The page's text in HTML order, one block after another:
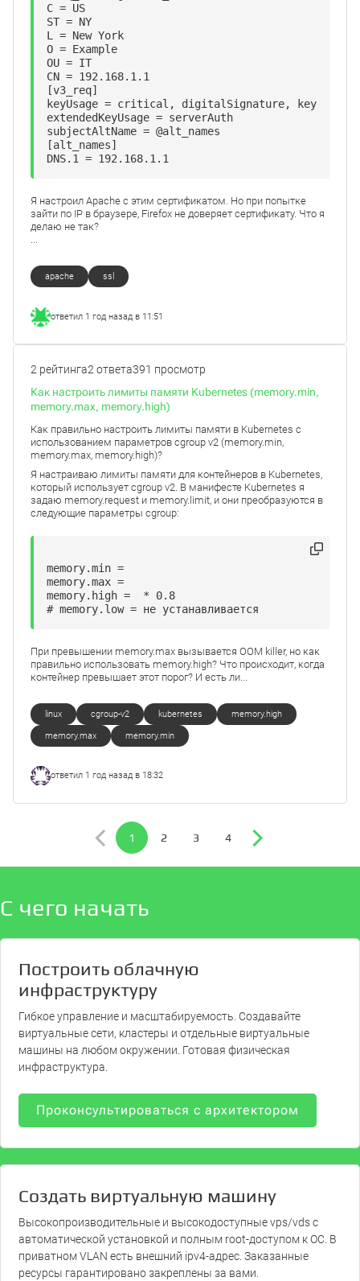
C = US
ST = NY
L = New York
O = Example
OU = IT
CN = 192.168.1.1
[v3_req]
keyUsage = critical, digitalSignature,
extendedKeyUsage = serverAuth
subjectAltName = @alt_names
[alt_names]
DNS.1 = 192.168.1.1
Я настроил Apache с этим сертификатом. Но при попытке
зайти по IP в браузере, Firefox не доверяет сертификату. Что я
делаю не так?
...
apache ssl
ответил 1 год назад в 11:51
Как настроить лимиты памяти Kubernetes (memory.min,
memory.max, memory.high)
Как правильно настроить лимиты памяти в Kubernetes с
использованием параметров cgroup v2 (memory.min,
memory.max, memory.high)?
Я настраиваю лимиты памяти для контейнеров в Kubernetes,
который использует cgroup v2. В манифесте Kubernetes я
задаю memory.request и memory.limit, и они преобразуются в
следующие параметры cgroup:
memory.min =
memory.max =
memory.high =  * 0.8
# memory.low = не устанавливается
При превышении memory.max вызывается OOM killer, но как
правильно использовать memory.high? Что происходит, когда
контейнер превышает этот порог? И есть ли...
linux cgroup-v2 kubernetes memory.high
memory.max memory.min
2 рейтинга2 ответа391 просмотр
ответил 1 год назад в 18:32
1 2 3 4
С чего начать
Построить облачную
инфраструктуру
Гибкое управление и масштабируемость. Создавайте
виртуальные сети, кластеры и отдельные виртуальные
машины на любом окружении. Готовая физическая
инфраструктура.
Проконсультироваться с архитектором
Создать виртуальную машину
Высокопроизводительные и высокодоступные vps/vds с
автоматической установкой и полным root‑доступом к ОС. В
приватном VLAN есть внешний ipv4‑адрес. Заказанные
ресурсы гарантировано закреплены за вами.